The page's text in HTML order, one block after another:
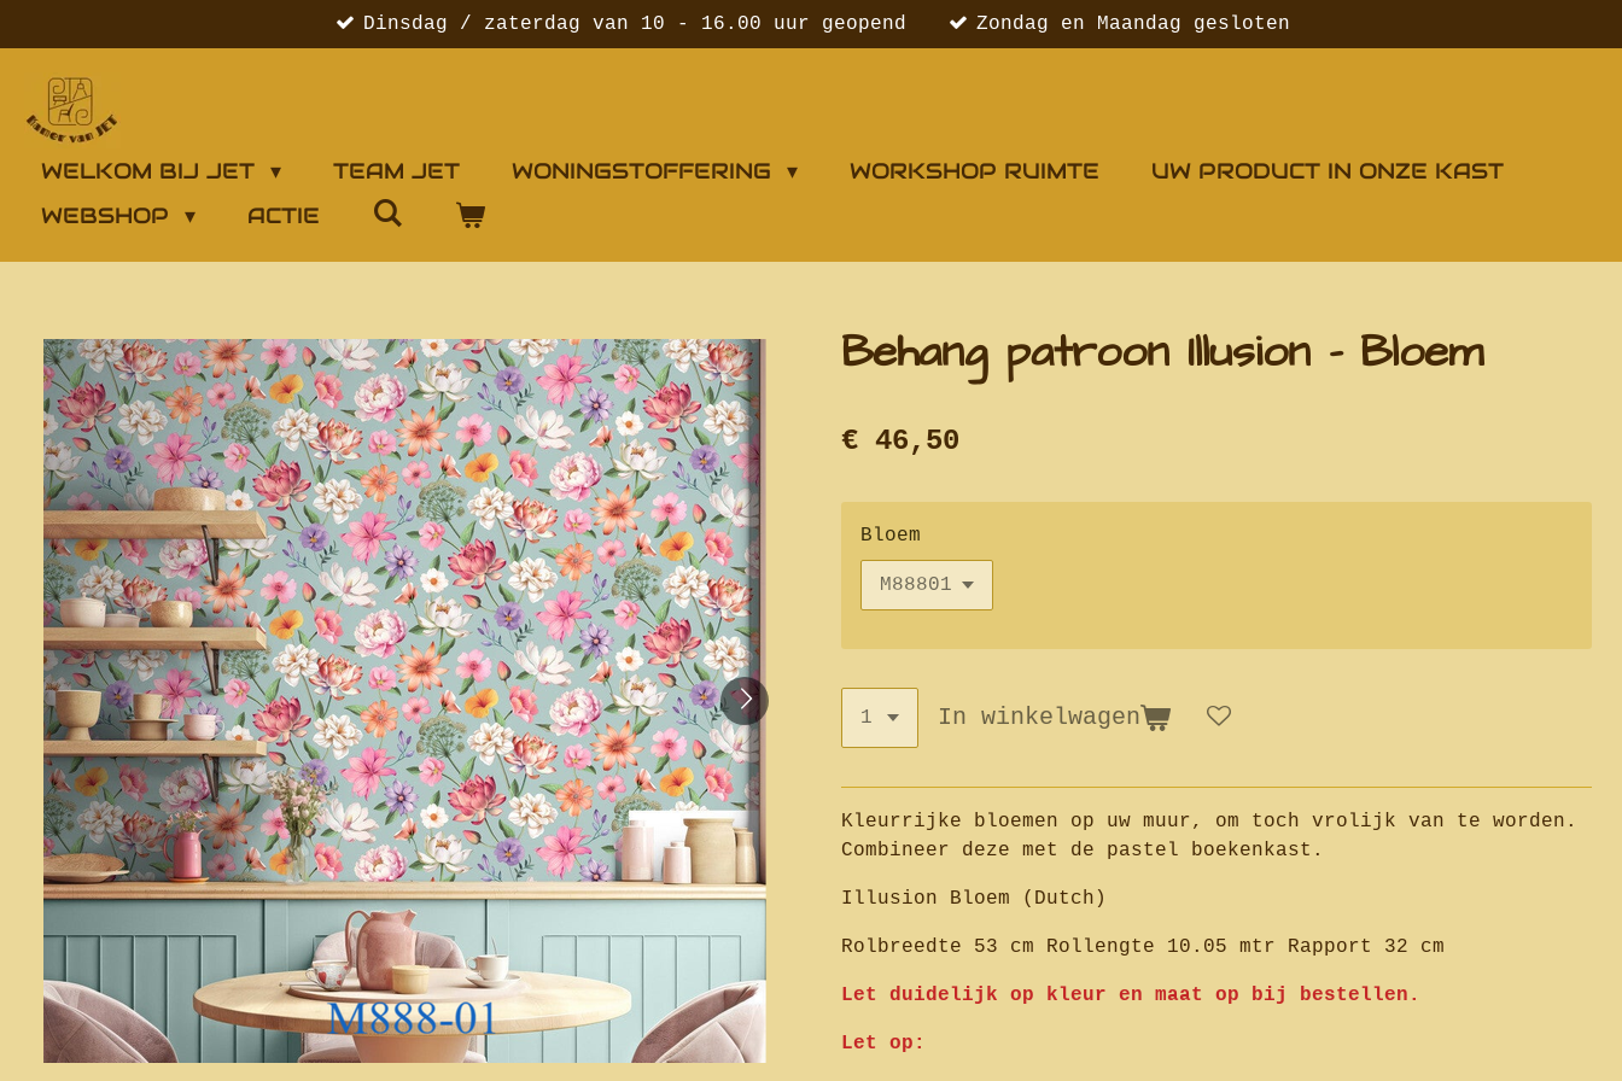
direct
naar
de
hoofdinhoud
Dinsdag / zaterdag van 10 - 16.00 uur geopend Zondag en Maandag gesloten
WELKOM BIJ JET TEAM JET WONINGSTOFFERING WORKSHOP RUIMTE
UW PRODUCT IN ONZE KAST
WEBSHOP
ACTIE
Behang patroon Illusion - Bloem
€ 46,50
Bloem
In winkelwagen
Kleurrijke bloemen op uw muur, om toch vrolijk van te worden.
Combineer deze met de pastel boekenkast.
Illusion Bloem (Dutch)
Rolbreedte 53 cm Rollengte 10.05 mtr Rapport 32 cm
Let duidelijk op kleur en maat op bij bestellen.
Let op: